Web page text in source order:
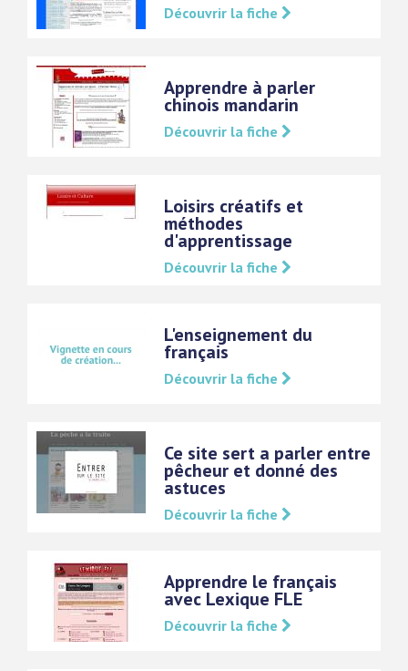
Découvrir la fiche
Apprendre à parler
chinois mandarin
Découvrir la fiche
Loisirs créatifs et
méthodes
d'apprentissage
Découvrir la fiche
L'enseignement du
français
Découvrir la fiche
Ce site sert a parler entre
pêcheur et donné des
astuces
Découvrir la fiche
Apprendre le français
avec Lexique FLE
Découvrir la fiche